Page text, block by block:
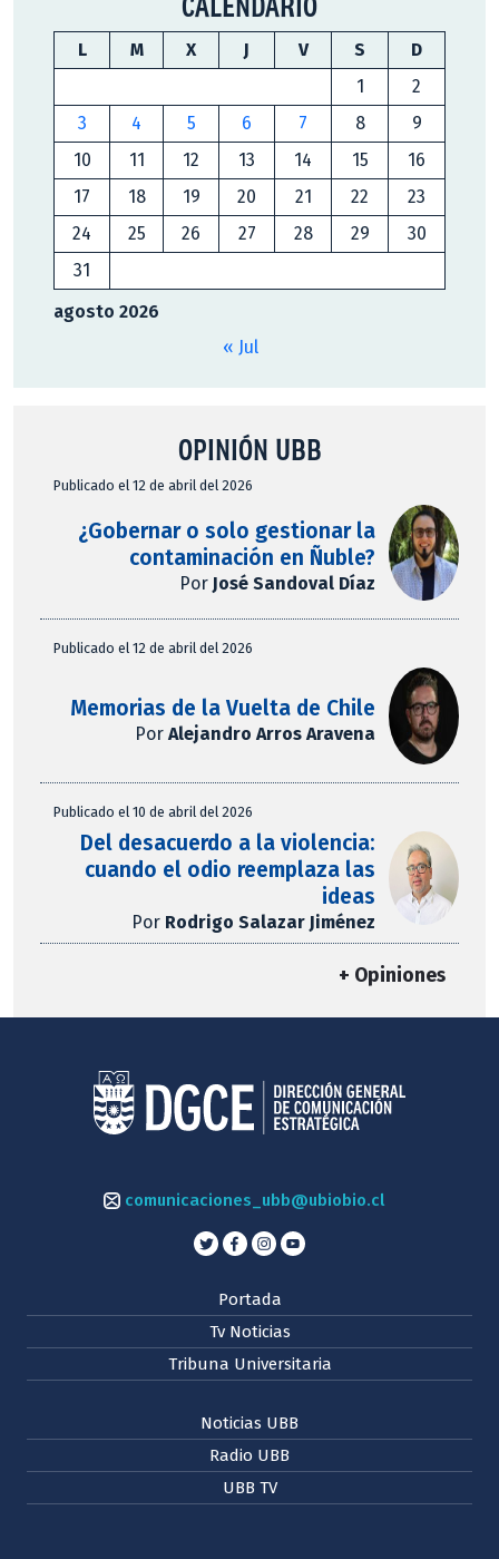
agosto 2026
L M X J V S
D
1
2
3
4 5 6 7 8
9
10
11 12 13 14 15
16
17
18 19 20 21 22
23
24
25 26 27 28 29
30
31
« Jul
OPINIÓN UBB
Publicado el 12 de abril del 2026
¿Gobernar o solo gestionar la
contaminación en Ñuble?
Por José Sandoval Díaz
Publicado el 12 de abril del 2026
Memorias de la Vuelta de Chile
PorAlejandro Arros Aravena
Publicado el 10 de abril del 2026
Del desacuerdo a la violencia:
cuando el odio reemplaza las
ideas
Por Rodrigo Salazar Jiménez
+ Opiniones
comunicaciones_ubb@ubiobio.cl
Portada
Tv Noticias
Tribuna Universitaria
Noticias UBB
Radio UBB
UBB TV